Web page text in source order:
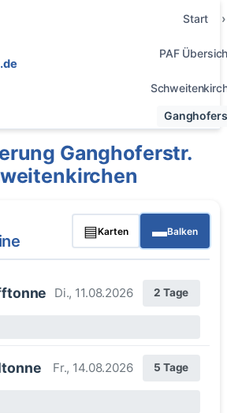
Start
PAF
Ganghoferstr.
▤Karten ▬Balken
Di., 11.08.2026 2 Tage
Fr., 14.08.2026 5 Tage